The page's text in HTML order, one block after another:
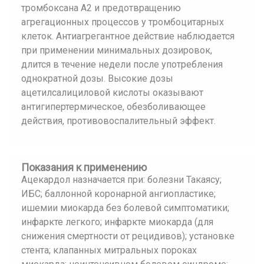
тромбоксана А2 и предотвращению
агрегационных процессов у тромбоцитарных
клеток. Антиагрегантное действие наблюдается
при применении минимальных дозировок,
длится в течение недели после употребления
однократной дозы. Высокие дозы
ацетилсалициловой кислоты оказывают
антигипертермическое, обезболивающее
действия, противовоспалительный эффект.
Показания к применению
Ацекардол назначается при: болезни Такаясу;
ИБС; баллонной коронарной ангиопластике;
ишемии миокарда без болевой симптоматики;
инфаркте легкого; инфаркте миокарда (для
снижения смертности от рецидивов); установке
стента; клапанных митральных пороках